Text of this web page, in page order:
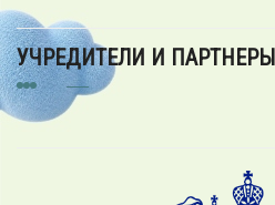
УЧРЕДИТЕЛИ И ПАРТНЕРЫ